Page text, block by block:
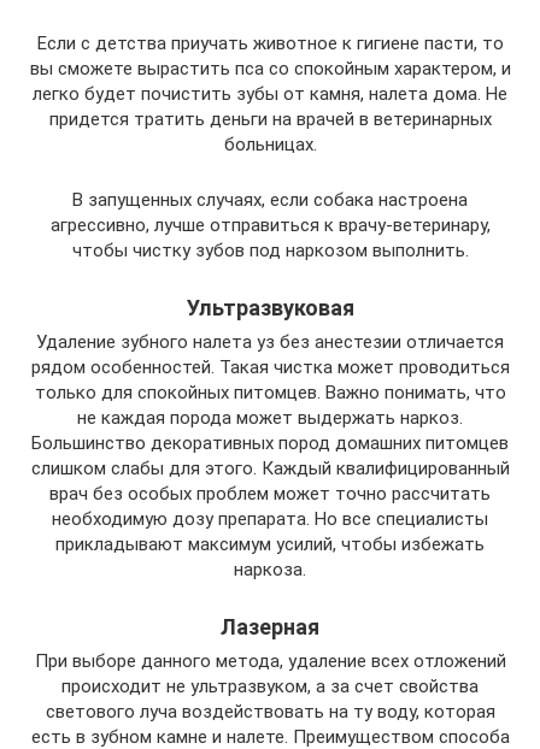
Если с детства приучать животное к гигиене пасти, то
вы сможете вырастить пса со спокойным характером, и
легко будет почистить зубы от камня, налета дома. Не
придется тратить деньги на врачей в ветеринарных
больницах.
В запущенных случаях, если собака настроена
агрессивно, лучше отправиться к врачу-ветеринару,
чтобы чистку зубов под наркозом выполнить.
Ультразвуковая
Удаление зубного налета уз без анестезии отличается
рядом особенностей. Такая чистка может проводиться
только для спокойных питомцев. Важно понимать, что
не каждая порода может выдержать наркоз.
Большинство декоративных пород домашних питомцев
слишком слабы для этого. Каждый квалифицированный
врач без особых проблем может точно рассчитать
необходимую дозу препарата. Но все специалисты
прикладывают максимум усилий, чтобы избежать
наркоза.
Лазерная
При выборе данного метода, удаление всех отложений
происходит не ультразвуком, а за счет свойства
светового луча воздействовать на ту воду, которая
есть в зубном камне и налете. Преимуществом способа